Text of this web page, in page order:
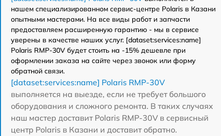
нашем специализированном сервис-центре Polaris в Казани
опытными мастерами. На все виды работ и запчасти
предоставляем расширенную гарантию - мы в сервисе
уверены в качестве наших услуг. [dataset:services:name]
Polaris RMP-30V будет стоить на -15% дешевле при
оформлении заказа на сайте через звонок или форму
обратной связи.
[dataset:services:name] Polaris RMP-30V
выполняется на выезде, если не требует большого
оборудования и сложного ремонта. В таких случаях
наш мастер доставит Polaris RMP-30V в сервисный
центр Polaris в Казани и доставит обратно.